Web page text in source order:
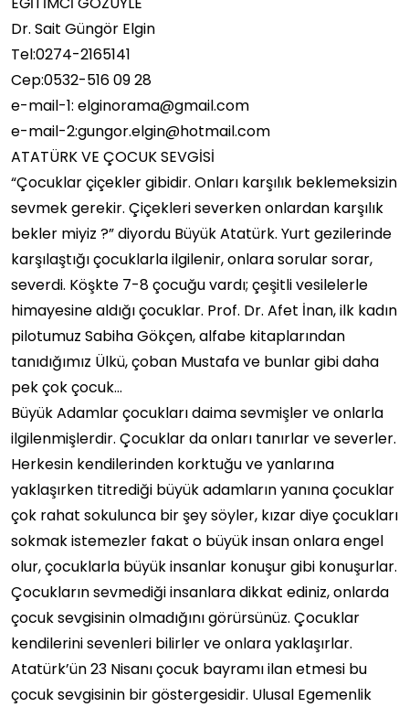
Dr. Sait Güngör Elgin
Tel:0274-2165141
Cep:0532-516 09 28
e-mail-1: elginorama@gmail.com
e-mail-2:gungor.elgin@hotmail.com
ATATÜRK VE ÇOCUK SEVGİSİ
“Çocuklar çiçekler gibidir. Onları karşılık beklemeksizin
sevmek gerekir. Çiçekleri severken onlardan karşılık
bekler miyiz ?” diyordu Büyük Atatürk. Yurt gezilerinde
karşılaştığı çocuklarla ilgilenir, onlara sorular sorar,
severdi. Köşkte 7-8 çocuğu vardı; çeşitli vesilelerle
himayesine aldığı çocuklar. Prof. Dr. Afet İnan, ilk kadın
pilotumuz Sabiha Gökçen, alfabe kitaplarından
tanıdığımız Ülkü, çoban Mustafa ve bunlar gibi daha
pek çok çocuk…
Büyük Adamlar çocukları daima sevmişler ve onlarla
ilgilenmişlerdir. Çocuklar da onları tanırlar ve severler.
Herkesin kendilerinden korktuğu ve yanlarına
yaklaşırken titrediği büyük adamların yanına çocuklar
çok rahat sokulunca bir şey söyler, kızar diye çocukları
sokmak istemezler fakat o büyük insan onlara engel
olur, çocuklarla büyük insanlar konuşur gibi konuşurlar.
Çocukların sevmediği insanlara dikkat ediniz, onlarda
çocuk sevgisinin olmadığını görürsünüz. Çocuklar
kendilerini sevenleri bilirler ve onlara yaklaşırlar.
Atatürk’ün 23 Nisanı çocuk bayramı ilan etmesi bu
çocuk sevgisinin bir göstergesidir. Ulusal Egemenlik